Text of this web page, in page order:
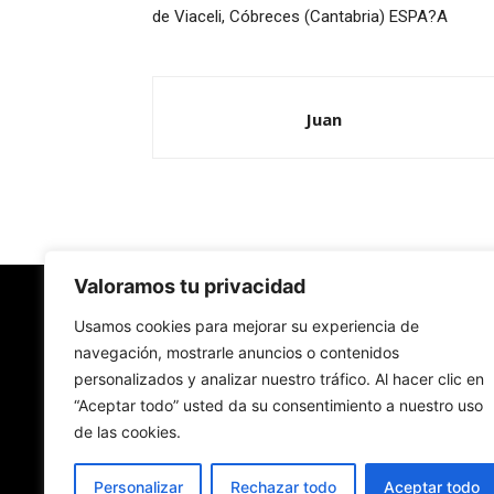
Valoramos tu privacidad
Usamos cookies para mejorar su experiencia de
navegación, mostrarle anuncios o contenidos
personalizados y analizar nuestro tráfico. Al hacer clic en
“Aceptar todo” usted da su consentimiento a nuestro uso
de las cookies.
Personalizar Rechazar todo Aceptar todo
de Viaceli, Cóbreces (Cantabria) ESPA?A
Juan
Redes Cristianas
Una mirada alternativa sobre la Iglesia católica
- Colectivos de Redes Cristianas